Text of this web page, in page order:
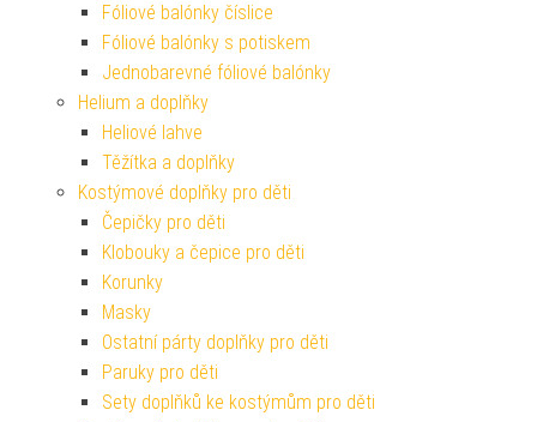
Fóliové balónky číslice
Fóliové balónky s potiskem
Jednobarevné fóliové balónky
Helium a doplňky
Heliové lahve
Těžítka a doplňky
Kostýmové doplňky pro děti
Čepičky pro děti
Klobouky a čepice pro děti
Korunky
Masky
Ostatní párty doplňky pro děti
Paruky pro děti
Sety doplňků ke kostýmům pro děti